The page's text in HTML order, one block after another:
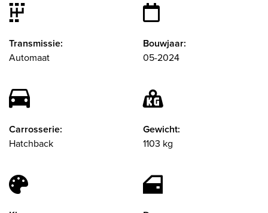
Transmissie:
Automaat
Bouwjaar:
05-2024
Carrosserie:
Hatchback
Gewicht:
1103 kg